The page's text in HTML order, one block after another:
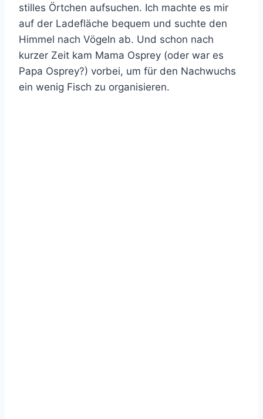
stilles Örtchen aufsuchen. Ich machte es mir
auf der Ladefläche bequem und suchte den
Himmel nach Vögeln ab. Und schon nach
kurzer Zeit kam Mama Osprey (oder war es
Papa Osprey?) vorbei, um für den Nachwuchs
ein wenig Fisch zu organisieren.